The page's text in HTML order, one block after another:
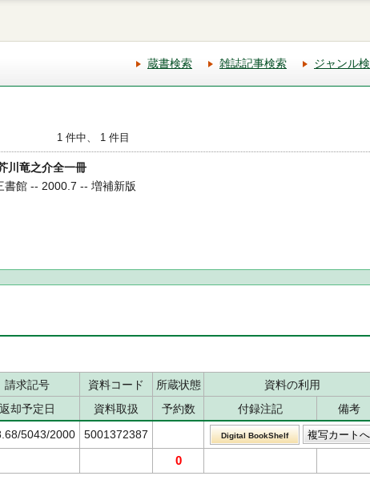
蔵書検索 雑誌記事検索 ジャンル
1 件中、 1 件目
川竜之介全一冊
書館 -- 2000.7 -- 増補新版
請求記号 資料コード 所蔵状態
資料の利用
返却予定日 資料取扱 予約数 付録注記
備考
5043/2000 5001372387 Digital BookShelf
0